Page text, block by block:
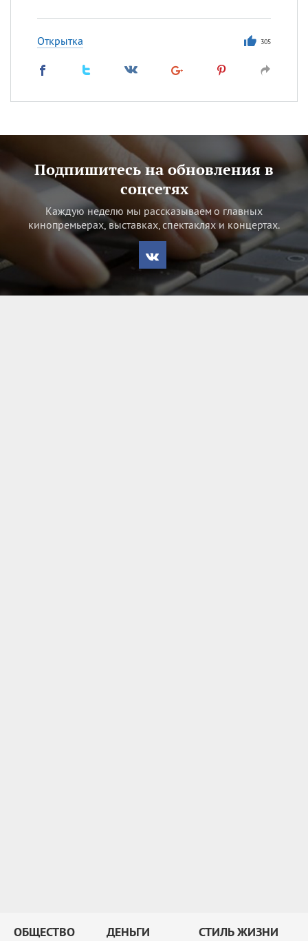
Открытка 305
Подпишитесь на обновления в
соцсетях
Каждую неделю мы рассказываем о главных
кинопремьерах, выставках, спектаклях и концертах.
ОБЩЕСТВО ДЕНЬГИ СТИЛЬ ЖИЗНИ